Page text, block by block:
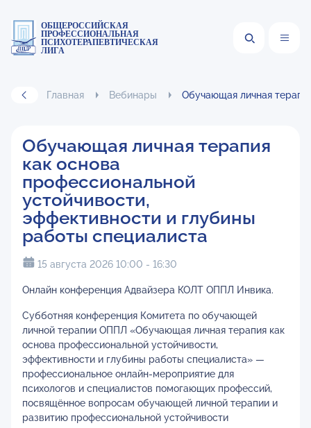
ОБЩЕРОССИЙСКАЯ
ПРОФЕССИОНАЛЬНАЯ
ПСИХОТЕРАПЕВТИЧЕСКАЯ
ЛИГА
Главная Вебинары Обучающая личная
Обучающая личная терапия
как основа
профессиональной
устойчивости,
эффективности и глубины
работы специалиста
15 августа 2026 10:00 - 16:30
Онлайн конференция Адвайзера КОЛТ ОППЛ Инвика.
Субботняя конференция Комитета по обучающей
личной терапии ОППЛ «Обучающая личная терапия как
основа профессиональной устойчивости,
эффективности и глубины работы специалиста» —
профессиональное онлайн-мероприятие для
психологов и специалистов помогающих профессий,
посвящённое вопросам обучающей личной терапии и
развитию профессиональной устойчивости